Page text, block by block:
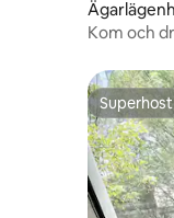
e Juárez
Kom och
Superhost
Superhost